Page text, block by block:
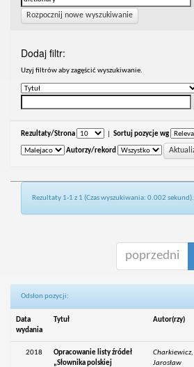
Rozpocznij nowe wyszukiwanie
Dodaj filtr:
Uzyj filtrów aby zagęścić wyszukiwanie.
Rezultaty/Strona Sortuj pozycje wg
Autorzy/rekord
Rezultaty 1-1 z 1 (Czas wyszukiwania: 0.002 sekund).
poprzedni
Odsłon pozycji:
Data
wydania
Tytuł Autor(rzy)
2018
Opracowanie listy źródeł
„Słownika polskiej
Charkiewicz,
Jarosław